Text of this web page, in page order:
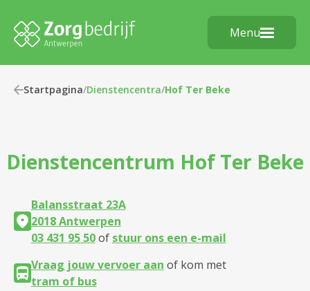
Menu
Startpagina/Dienstencentra/Hof Ter Beke
Dienstencentrum Hof Ter Beke
Balansstraat 23A
2018 Antwerpen
03 431 95 50of stuur ons een e-mail
Vraag jouw vervoer aan of kom met
tram of bus